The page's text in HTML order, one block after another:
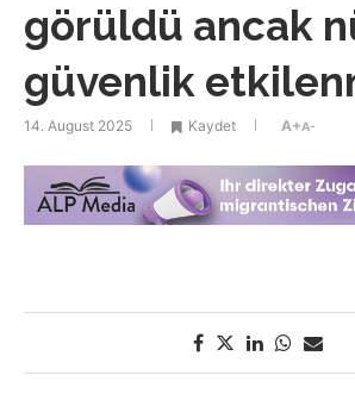
görüldü ancak
güvenlik
14. August 2025 Kaydet A+A-